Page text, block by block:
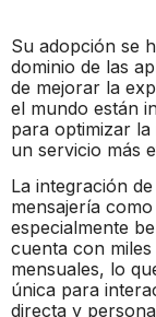
Su adopción se
dominio de las
de mejorar la
el mundo están
para optimizar
un servicio más
La integración
mensajería
especialmente
cuenta con
mensuales, lo
única para
directa y